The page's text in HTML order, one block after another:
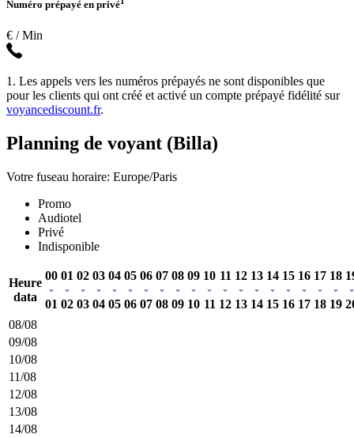
Numéro prépayé en privé
€ / Min
1. Les appels vers les numéros prépayés ne sont disponibles que
pour les clients qui ont créé et activé un compte prépayé fidélité sur
voyancediscount.fr.
Planning de voyant (Billa)
Votre fuseau horaire: Europe/Paris
Promo
Audiotel
Privé
Indisponible
Heure
data
00
01
01
02
02
03
03
04
04
05
05
06
06
07
07
08
08
09
09
10
10
11
11
12
12
13
13
14
14
15
15
16
16
17
17
18
18
19
08/08
09/08
10/08
11/08
12/08
13/08
14/08